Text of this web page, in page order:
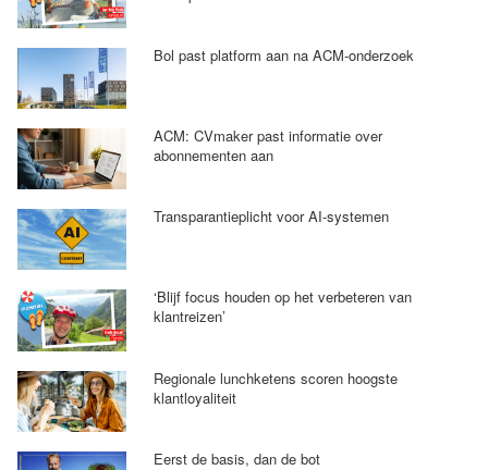
Bol past platform aan na ACM-onderzoek
ACM: CVmaker past informatie over
abonnementen aan
Transparantieplicht voor AI-systemen
‘Blijf focus houden op het verbeteren van
klantreizen’
Regionale lunchketens scoren hoogste
klantloyaliteit
Eerst de basis, dan de bot